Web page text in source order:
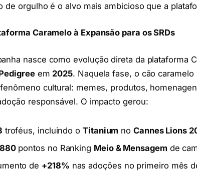
de orgulho é o alvo mais ambicioso que a
Caramelo à Expansão para os SRDs
nasce como evolução direta da plataforma
em 2025. Naquela fase, o cão
cultural: memes, produtos,
responsável. O impacto gerou:
troféus, incluindo oTitanium noCannes Lions
pontos no Ranking Meio & Mensagemde
de +218% nas adoções no primeiro mês